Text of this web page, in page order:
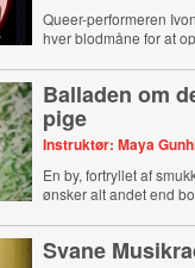
Queer-performeren
hver blodmåne for at
Balladen om
pige
Instruktør: Maya
En by, fortryllet af
ønsker alt andet end
Svane